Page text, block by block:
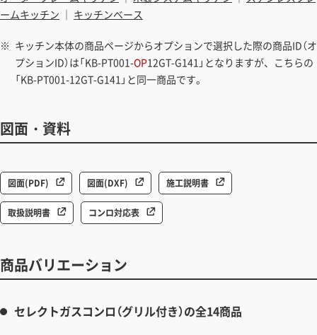
ームキッチン ｜ キッチンベース
キッチン本体の商品ページからオプションで選択した際の商品ID（オ
プションID）は「KB-PT001-OP12GT-G141」となりますが、こちらの
「KB-PT001-12GT-G141」と同一商品です。
図面・資料
図面(PDF) 図面(DXF) 施工説明書
取扱説明書 コンロ対応表
商品バリエーション
セレクトガスコンロ（グリル付き）の全14商品